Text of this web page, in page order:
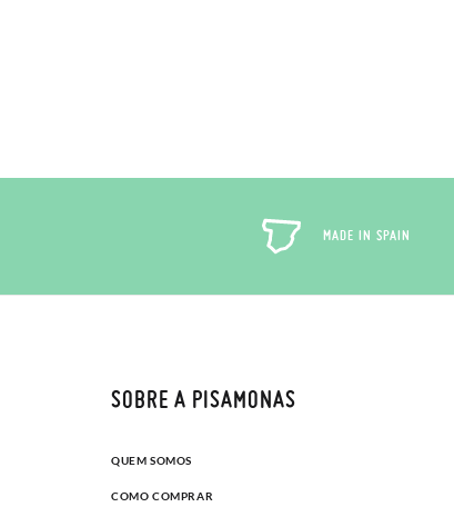
MADE IN SPAIN
SOBRE A PISAMONAS
QUEM SOMOS
COMO COMPRAR